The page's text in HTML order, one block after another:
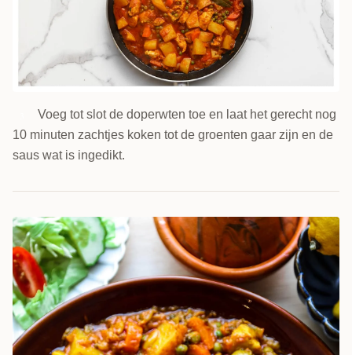
Voeg tot slot de doperwten toe en laat het gerecht nog
10 minuten zachtjes koken tot de groenten gaar zijn en de
saus wat is ingedikt.